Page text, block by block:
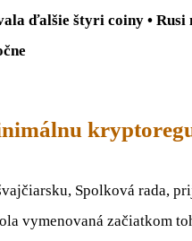
ďalšie štyri coiny •
Spolková rada,
vymenovaná začiatkom